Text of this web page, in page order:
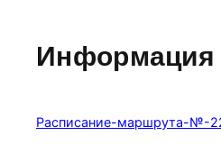
Информация
Расписание-маршрута-№-